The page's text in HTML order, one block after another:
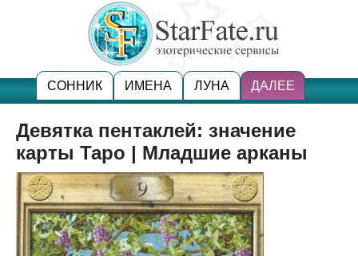
СОННИК ИМЕНА ЛУНА ДАЛЕЕ
Девятка пентаклей: значение
карты Таро | Младшие арканы